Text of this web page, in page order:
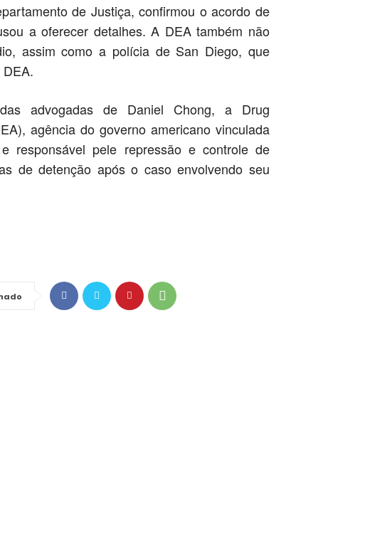
de Justiça, confirmou o acordo de
a oferecer detalhes. A DEA também não
assim como a polícia de San Diego, que
advogadas de Daniel Chong, a Drug
agência do governo americano vinculada
responsável pele repressão e controle de
de detenção após o caso envolvendo seu